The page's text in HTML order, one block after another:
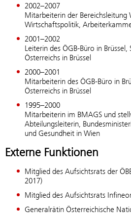
2002–2007
Mitarbeiterin der
Wirtschaftspolitik,
2001–2002
Leiterin des ÖGB-Büro in
Österreichs in Brüssel
2000–2001
Mitarbeiterin des ÖGB-Büro in
Österreichs in Brüssel
1995–2000
Mitarbeiterin im BMAGS und
Abteilungsleiterin,
und Gesundheit in Wien
Externe Funktionen
Mitglied des Aufsichtsrats der
2017)
Mitglied des Aufsichtsrats
Generalrätin Österreichische